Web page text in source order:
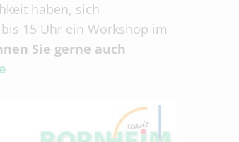
haben, sich
15 Uhr ein Workshop im
Sie gerne auch